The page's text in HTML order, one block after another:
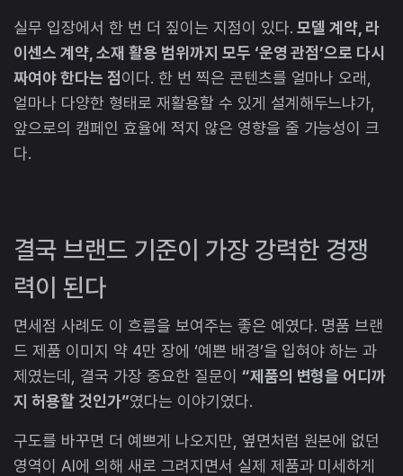
실무 입장에서 한 번 더 짚이는 지점이 있다.모델 계약, 라
이센스 계약, 소재 활용 범위까지 모두 ‘운영 관점’으로 다시
짜여야 한다는 점이다. 한 번 찍은 콘텐츠를 얼마나 오래,
얼마나 다양한 형태로 재활용할 수 있게 설계해두느냐가,
앞으로의 캠페인 효율에 적지 않은 영향을 줄 가능성이 크
다.
결국 브랜드 기준이 가장 강력한 경쟁
력이 된다
면세점 사례도 이 흐름을 보여주는 좋은 예였다. 명품 브랜
드 제품 이미지 약 4만 장에 ‘예쁜 배경’을 입혀야 하는 과
제였는데, 결국 가장 중요한 질문이 “제품의 변형을 어디까
지 허용할 것인가”였다는 이야기였다.
구도를 바꾸면 더 예쁘게 나오지만, 옆면처럼 원본에 없던
영역이 AI에 의해 새로 그려지면서 실제 제품과 미세하게